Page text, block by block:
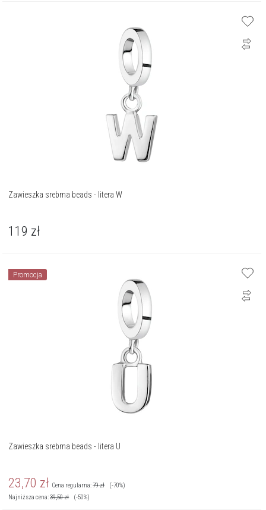
Zawieszka srebrna beads - litera W
119 zł
Promocja
Zawieszka srebrna beads - litera U
23,70 zł Cena regularna:79zł
(-70%)
Najniższa cena:39,50zł (-50%)